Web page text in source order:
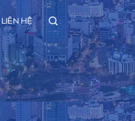
LIÊN HỆ